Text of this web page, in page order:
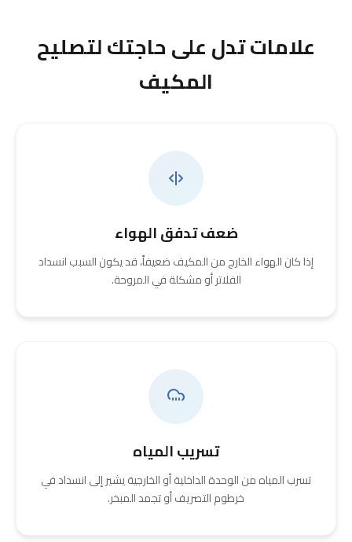
علامات تدل على حاجتك لتصليح
المكيف
ضعف تدفق الهواء
إذا كان الهواء الخارج من المكيف ضعيفاً، قد يكون السبب انسداد
الفلاتر أو مشكلة في المروحة.
تسريب المياه
تسرب المياه من الوحدة الداخلية أو الخارجية يشير إلى انسداد في
خرطوم التصريف أو تجمد المبخر.